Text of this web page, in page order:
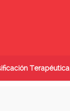
Terapéutica